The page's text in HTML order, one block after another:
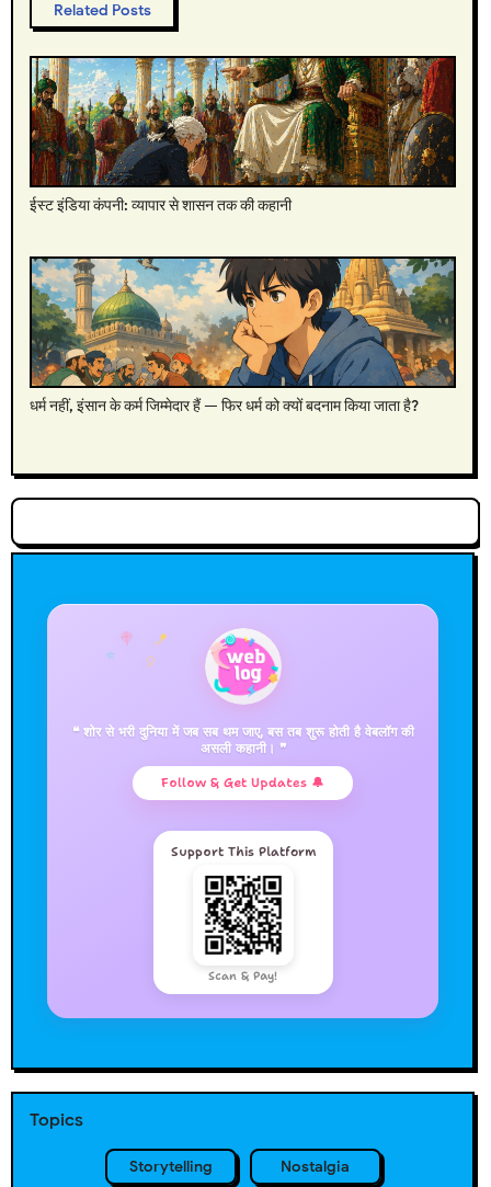
Related Posts
ईस्ट इंडिया कंपनी: व्यापार से शासन तक की कहानी
धर्म नहीं, इंसान के कर्म जिम्मेदार हैं — फिर धर्म को क्यों बदनाम किया जाता है?
🪁
🍭
🎈
⭐
❝ शोर से भरी दुनिया में जब सब थम जाए, बस तब शुरू होती है वेबलॉग की
असली कहानी। ❞
Follow & Get Updates 🔔
Support This Platform
Scan & Pay!
Topics
Storytelling Nostalgia